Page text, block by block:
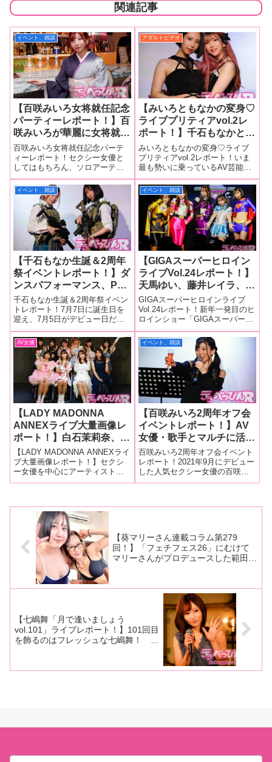
関連記事
イベント、雑談
【百咲みいろ女将就任記念
パーティーレポート！】百
咲みいろが華麗に女将就
任！ セクシー女優・アー
ティストとしての活躍に加
え、新たな挑戦で魅せる美
しき才能！【ミニインタビ
ューあり】
百咲みいろ女将就任記念パーテ
ィーレポート！セクシー女優と
してはもちろん、ソロアーティ
ストや千石もなかちゃんとのユ
ニット「ADDICTEAR」としても
活躍する百咲みいろちゃんが、
この度、東京都台東区にある
「moire hotel yoshiw
アダルトビデオ
【みいろともなかの変身♡
ライブプリティアvol.2レ
ポート！】千石もなかと百
咲みいろが新作MVを公開
し撮影裏話を披露！ 女子
会トークでは心霊話、理想
のデート話と多彩なテーマ
を語りつくす！
みいろともなかの変身♡ライブ
プリティアvol.2レポート！いま
最も勢いに乗っているAV芸能事
務所「NAX」に所属する百咲み
いろちゃんと千石もなかちゃん
の冠イベント「みいろともなか
の変身♡ライブプリティア
vol.2」が4月8日、東京・レフカ
ダ
イベント、雑談
【千石もなか生誕＆2周年
祭イベントレポート！】ダ
ンスパフォーマンス、PV
公開、ファン参加型クイズ
と充実した内容で観客も大
満足！ ラストは百咲みい
ろの感動的なメッセージで
涙！
千石もなか生誕＆2周年祭イベン
トレポート！7月7日に誕生日を
迎え、7月5日がデビュー日だっ
た千石もなかちゃんをお祝いす
る「千石もなか生誕＆2周年祭」
が、7月7日に東京・レフカダ新
宿で行われました！もなかちゃ
んは同所でのイベントは積極的
に行っ
イベント、雑談
【GIGAスーパーヒロイン
ライブVol.24レポート！】
天馬ゆい、藤井レイラ、深
月めい、千石もなか、由良
かなが新年初の熱狂ステー
ジ！ 戦闘員に敗北を喫し
屈辱恥辱まみれの姿に！
GIGAスーパーヒロインライブ
Vol.24レポート！新年一発目のヒ
ロインショー「GIGAスーパーヒ
ロインライブVol.24」が、1月11
日、東京・秋葉原で開催されま
した！ 今年も超満員の熱気と
ファンに見守られ、素晴らしい
ステージが繰り広げら
AV女優
【LADY MADONNA
ANNEXライブ大量画像レ
ポート！】白石茉莉奈、栄
川乃亜、大和姫呂未、こあ
らちゃん、桜もこ、稲森美
優、七瀬アリス、百咲みい
ろ、日向ひかげ、千石もな
で最高峰ライブを開催！
【LADY MADONNA ANNEXライ
ブ大量画像レポート！】セクシ
ー女優を中心にアーティスト、
女優と幅広いメンバーが出演す
のGOTANDA G6で行われ、早く
も年末の
イベント、雑談
【百咲みいろ2周年オフ会
イベントレポート！】AV
女優・歌手とマルチに活躍
する百咲みいろがデビュー
2周年を迎えファンから祝
福！ 事務所の仲間もお祝
いに駆け付ける！
百咲みいろ2周年オフ会イベント
レポート！2021年9月にデビュー
した人気セクシー女優の百咲み
いろちゃんが、10月9日、東京・
【葵マリーさん連載コラム第279
回！】「フェチフェス26」にむけて
マリーさんがプロデュースした範田
【七嶋舞「月で逢いましょう
vol.101」ライブレポート！】101回目
を飾るのはフレッシュな七嶋舞！ ス
ブは大成功に！